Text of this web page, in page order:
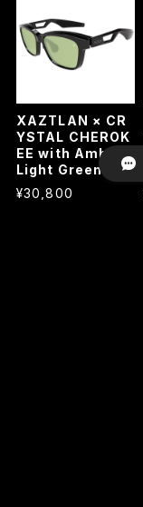
XAZTLAN × CR
YSTAL CHEROK
EE with Amber
Light Green
¥30,800